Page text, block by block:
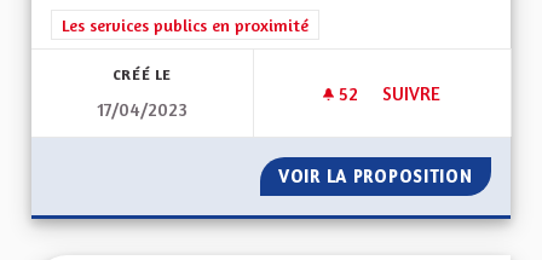
Filtrer les résultats de la catégorie : Les services publics en
Les services publics en proximité
CRÉÉ LE
17/04/2023
52 52 ABONNÉS
SUIVRE
VOIR LA PROPOSITION